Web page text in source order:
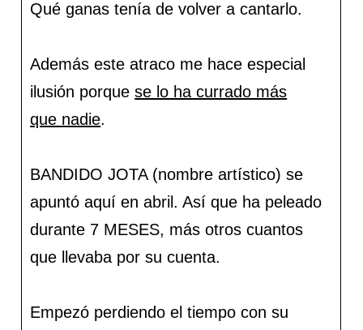
Qué ganas tenía de volver a cantarlo.
Además este atraco me hace especial
ilusión porquese lo ha currado más
que nadie.
BANDIDO JOTA (nombre artístico) se
apuntó aquí en abril. Así que ha peleado
durante 7 MESES, más otros cuantos
que llevaba por su cuenta.
Empezó perdiendo el tiempo con su